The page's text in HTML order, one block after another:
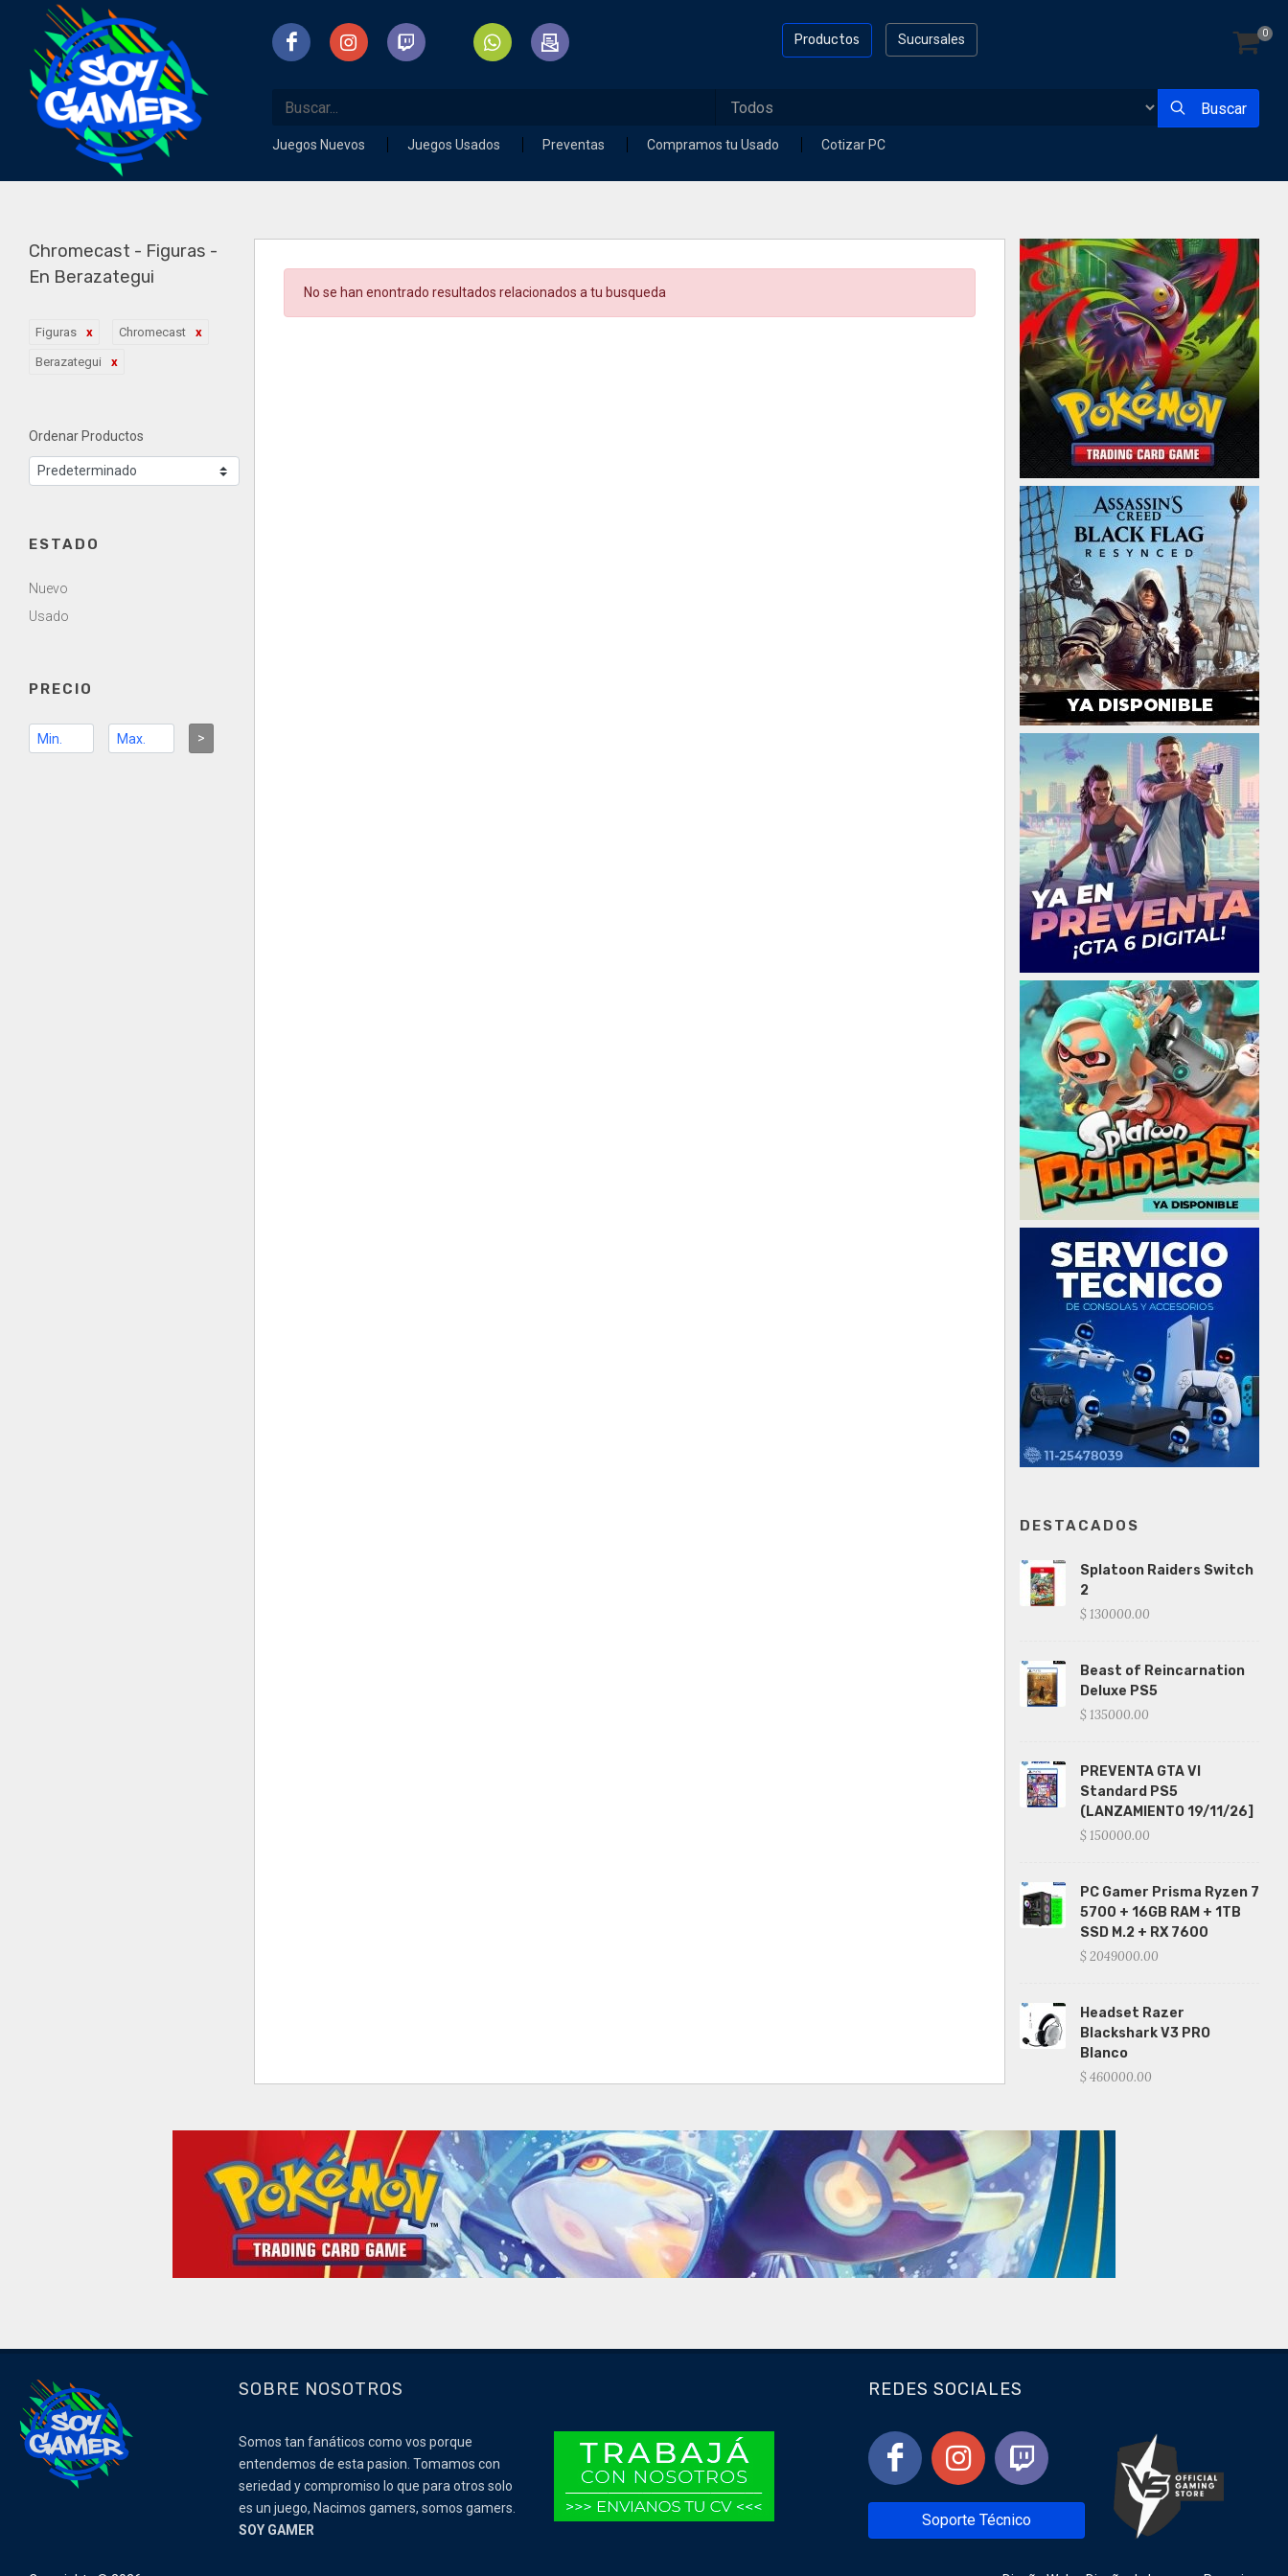
Sucursales
Productos 0
Buscar
Juegos Nuevos Juegos Usados Preventas Compramos tu Usado Cotizar PC
Chromecast - Figuras -
En Berazategui
Figuras Chromecast
Berazategui
Ordenar Productos
ESTADO
Nuevo
Usado
PRECIO
>
No se han enontrado resultados relacionados a tu busqueda
DESTACADOS
Splatoon Raiders Switch
2
$ 130000.00
Beast of Reincarnation
Deluxe PS5
$ 135000.00
PREVENTA GTA VI
Standard PS5
(LANZAMIENTO 19/11/26]
$ 150000.00
PC Gamer Prisma Ryzen 7
5700 + 16GB RAM + 1TB
SSD M.2 + RX 7600
$ 2049000.00
Headset Razer
Blackshark V3 PRO
Blanco
$ 460000.00
SOBRE NOSOTROS
Somos tan fanáticos como vos porque
entendemos de esta pasion. Tomamos con
seriedad y compromiso lo que para otros solo
es un juego, Nacimos gamers, somos gamers.
SOY GAMER
REDES SOCIALES
Soporte Técnico